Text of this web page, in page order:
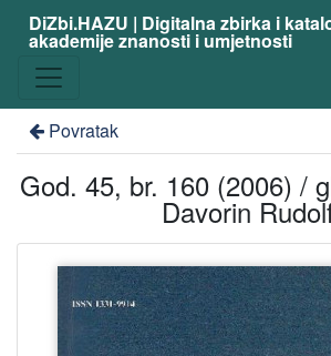
DiZbi.HAZU | Digitalna zbirka i
akademije znanosti i umjetnosti
Povratak
God. 45, br. 160 (2006) /
Davorin